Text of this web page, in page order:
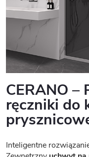
CERANO –
ręczniki do
Inteligentne